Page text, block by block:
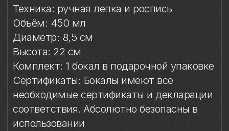
Упаковка
Условия эксплуатации
Мойка
Особый уход
Сертификация и безопасность
Защита от повреждений
Особое внимание к
фарфоровому элементу
Упаковка
Подарочная упаковка входит